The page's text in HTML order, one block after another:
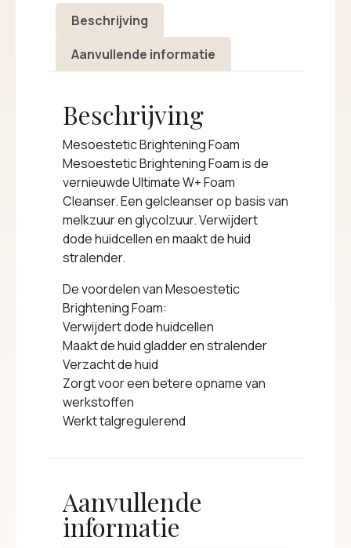
Beschrijving
Aanvullende informatie
Beschrijving
Mesoestetic Brightening Foam
Mesoestetic Brightening Foam is de
vernieuwde Ultimate W+ Foam
Cleanser. Een gelcleanser op basis van
melkzuur en glycolzuur. Verwijdert
dode huidcellen en maakt de huid
stralender.
De voordelen van Mesoestetic
Brightening Foam:
Verwijdert dode huidcellen
Maakt de huid gladder en stralender
Verzacht de huid
Zorgt voor een betere opname van
werkstoffen
Werkt talgregulerend
Aanvullende
informatie